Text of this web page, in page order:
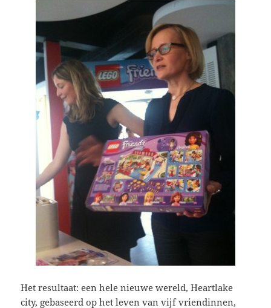
Het resultaat: een hele nieuwe wereld, Heartlake
city, gebaseerd op het leven van vijf vriendinnen,